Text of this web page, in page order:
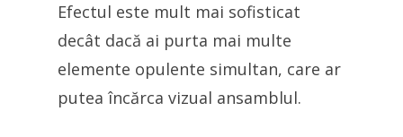
Efectul este mult mai sofisticat
decât dacă ai purta mai multe
elemente opulente simultan, care ar
putea încărca vizual ansamblul.